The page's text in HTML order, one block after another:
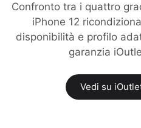
Confronto tra i quattro
iPhone 12
disponibilità e profilo
garanzia
Vedi su